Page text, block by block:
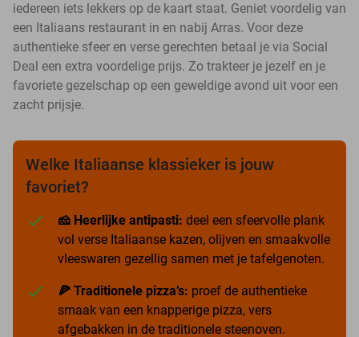
iedereen iets lekkers op de kaart staat. Geniet voordelig van
een Italiaans restaurant in en nabij Arras. Voor deze
authentieke sfeer en verse gerechten betaal je via Social
Deal een extra voordelige prijs. Zo trakteer je jezelf en je
favoriete gezelschap op een geweldige avond uit voor een
zacht prijsje.
Welke Italiaanse klassieker is jouw
favoriet?
🧀 Heerlijke antipasti: deel een sfeervolle plank
vol verse Italiaanse kazen, olijven en smaakvolle
vleeswaren gezellig samen met je tafelgenoten.
🍕 Traditionele pizza’s: proef de authentieke
smaak van een knapperige pizza, vers
afgebakken in de traditionele steenoven.